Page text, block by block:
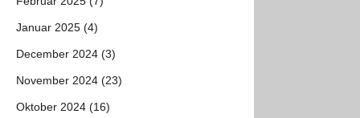
Januar 2025 (4)
December 2024 (3)
November 2024 (23)
Oktober 2024 (16)